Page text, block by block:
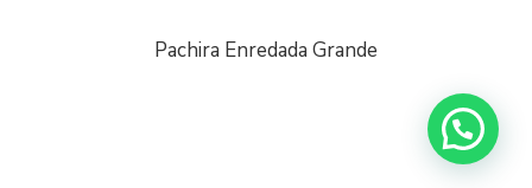
Pachira Enredada Grande